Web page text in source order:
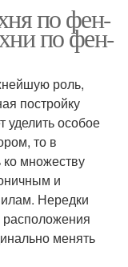
по фен-
по фен-
роль,
постройку
уделить особое
то в
множеству
и
Нередки
расположения
менять